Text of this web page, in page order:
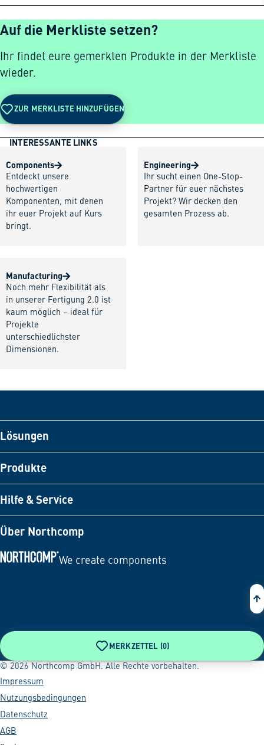
Auf die Merkliste setzen?
Ihr findet eure gemerkten Produkte in der Merkliste
wieder.
ZUR MERKLISTE HINZUFÜGEN
INTERESSANTE LINKS
Components
Entdeckt unsere
hochwertigen
Komponenten, mit denen
ihr euer Projekt auf Kurs
bringt.
Engineering
Ihr sucht einen One-Stop-
Partner für euer nächstes
Projekt? Wir decken den
gesamten Prozess ab.
Manufacturing
Noch mehr Flexibilität als
in unserer Fertigung 2.0 ist
kaum möglich – ideal für
Projekte
unterschiedlichster
Dimensionen.
Lösungen
Produkte
Hilfe & Service
Über Northcomp
We create components
MERKZETTEL (0)
© 2026 Northcomp GmbH. Alle Rechte vorbehalten.
Impressum
Nutzungsbedingungen
Datenschutz
AGB